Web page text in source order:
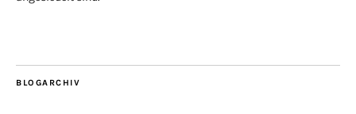
BLOGARCHIV